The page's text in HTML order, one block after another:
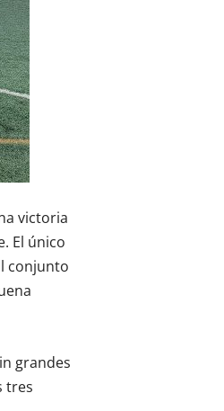
victoria
El único
conjunto
grandes
tres